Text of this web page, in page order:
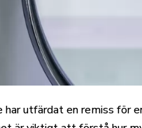
har utfärdat en remiss för